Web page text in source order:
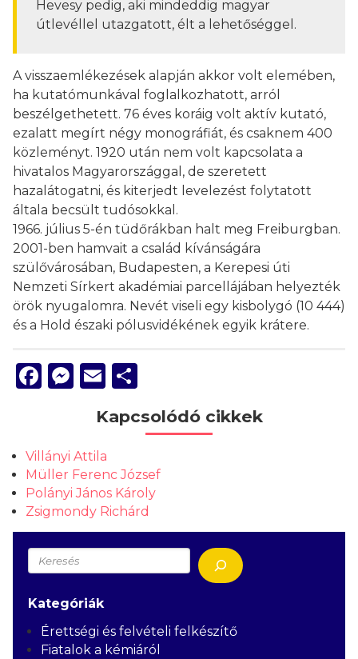
Hevesy pedig, aki mindeddig magyar
útlevéllel utazgatott, élt a lehetőséggel.
A visszaemlékezések alapján akkor volt elemében,
ha kutatómunkával foglalkozhatott, arról
beszélgethetett. 76 éves koráig volt aktív kutató,
ezalatt megírt négy monográfiát, és csaknem 400
közleményt. 1920 után nem volt kapcsolata a
hivatalos Magyarországgal, de szeretett
hazalátogatni, és kiterjedt levelezést folytatott
általa becsült tudósokkal.
1966. július 5-én tüdőrákban halt meg Freiburgban.
2001-ben hamvait a család kívánságára
szülővárosában, Budapesten, a Kerepesi úti
Nemzeti Sírkert akadémiai parcellájában helyezték
örök nyugalomra. Nevét viseli egy kisbolygó (10 444)
és a Hold északi pólusvidékének egyik krátere.
Facebook
Messenger
Email
meg
Kapcsolódó cikkek
Villányi Attila
Müller Ferenc József
Polányi János Károly
Zsigmondy Richárd
Keresés
Kategóriák
Érettségi és felvételi felkészítő
Fiatalok a kémiáról